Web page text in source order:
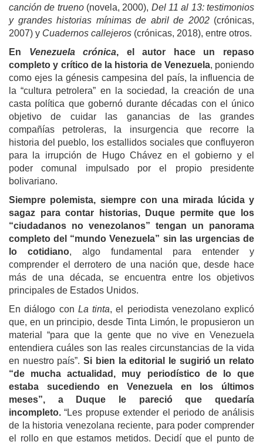
canción de trueno(novela, 2000), Del 11 al 13: testimonios
y grandes historias mínimas de abril de 2002(crónicas,
2007) y Cuadernos callejeros (crónicas, 2018), entre otros.
En Venezuela crónica, el autor hace un repaso
completo y crítico de la historia de Venezuela, poniendo
como ejes la génesis campesina del país, la influencia de
la “cultura petrolera” en la sociedad, la creación de una
casta política que gobernó durante décadas con el único
objetivo de cuidar las ganancias de las grandes
compañías petroleras, la insurgencia que recorre la
historia del pueblo, los estallidos sociales que confluyeron
para la irrupción de Hugo Chávez en el gobierno y el
poder comunal impulsado por el propio presidente
bolivariano.
Siempre polemista, siempre con una mirada lúcida y
sagaz para contar historias, Duque permite que los
“ciudadanos no venezolanos” tengan un panorama
completo del “mundo Venezuela” sin las urgencias de
lo cotidiano, algo fundamental para entender y
comprender el derrotero de una nación que, desde hace
más de una década, se encuentra entre los objetivos
principales de Estados Unidos.
En diálogo con La tinta, el periodista venezolano explicó
que, en un principio, desde Tinta Limón, le propusieron un
material “para que la gente que no vive en Venezuela
entendiera cuáles son las reales circunstancias de la vida
en nuestro país”.Si bien la editorial le sugirió un relato
“de mucha actualidad, muy periodístico de lo que
estaba sucediendo en Venezuela en los últimos
meses”, a Duque le pareció que quedaría
incompleto. “Les propuse extender el periodo de análisis
de la historia venezolana reciente, para poder comprender
el rollo en que estamos metidos. Decidí que el punto de